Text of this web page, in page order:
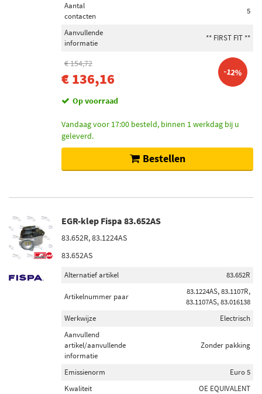
Aantal
contacten
5
Aanvullende
informatie
** FIRST FIT **
€ 154,72
€ 136,16 -12%
Op voorraad
Vandaag voor 17:00 besteld, binnen 1 werkdag bij u
geleverd.
Bestellen
EGR-klep Fispa 83.652AS
83.652R, 83.1224AS
83.652AS
Alternatief artikel 83.652R
Artikelnummer paar
83.1224AS, 83.1107R,
83.1107AS, 83.016138
Werkwijze
Electrisch
Aanvullend
artikel/aanvullende
informatie
Zonder pakking
Emissienorm
Euro 5
Kwaliteit
OE EQUIVALENT